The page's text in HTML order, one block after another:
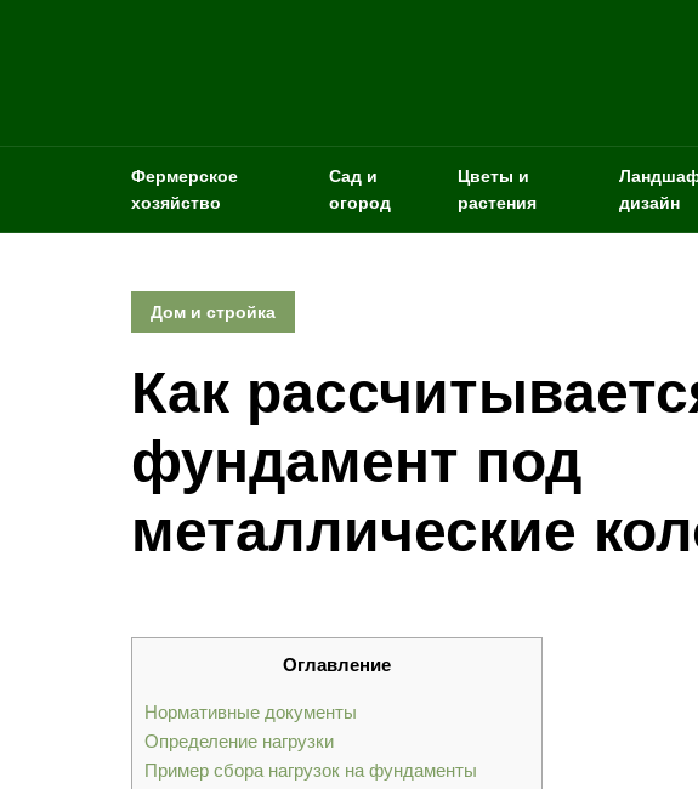
Фермерское
хозяйство
Сад и
огород
Цветы и
растения
дизайн
Дом и стройка
Как
фундамент под
металлические
Оглавление
Нормативные документы
Определение нагрузки
Пример сбора нагрузок на фундаменты